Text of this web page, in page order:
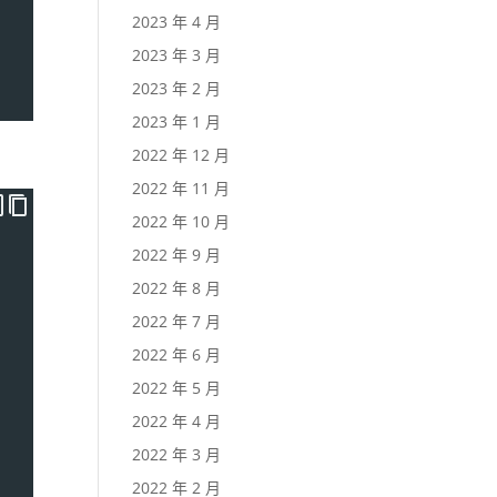
2023 年 4 月
2023 年 3 月
2023 年 2 月
2023 年 1 月
2022 年 12 月
2022 年 11 月
2022 年 10 月
2022 年 9 月
2022 年 8 月
2022 年 7 月
2022 年 6 月
2022 年 5 月
2022 年 4 月
2022 年 3 月
2022 年 2 月